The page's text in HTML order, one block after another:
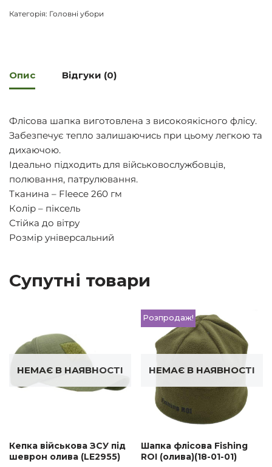
Категорія: Головні убори
Опис Відгуки (0)
Флісова шапка виготовлена з високоякісного флісу.
Забезпечує тепло залишаючись при цьому легкою та
дихаючою.
Ідеально підходить для військовослужбовців,
полювання, патрулювання.
Тканина – Fleece 260 гм
Колір – піксель
Стійка до вітру
Розмір універсальний
Супутні товари
НЕМАЄ В НАЯВНОСТІ
Кепка військова ЗСУ під
шеврон олива (LE2955)
НЕМАЄ В НАЯВНОСТІ
Розпродаж!
Шапка флісова Fishing
ROI (олива)(18-01-01)